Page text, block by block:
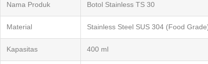
Nama Produk Botol Stainless TS 30
Material Stainless Steel SUS 304 (Food
Kapasitas 400 ml